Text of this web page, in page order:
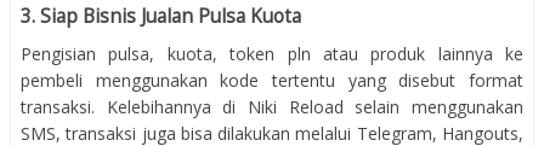
3. Siap Bisnis Jualan Pulsa Kuota
Pengisian pulsa, kuota, token pln atau produk lainnya ke
pembeli menggunakan kode tertentu yang disebut format
transaksi. Kelebihannya di Niki Reload selain menggunakan
SMS, transaksi juga bisa dilakukan melalui Telegram, Hangouts,